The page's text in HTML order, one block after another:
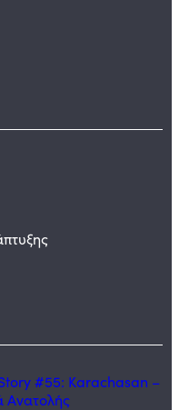
#55: Karachasan –
Ανατολής